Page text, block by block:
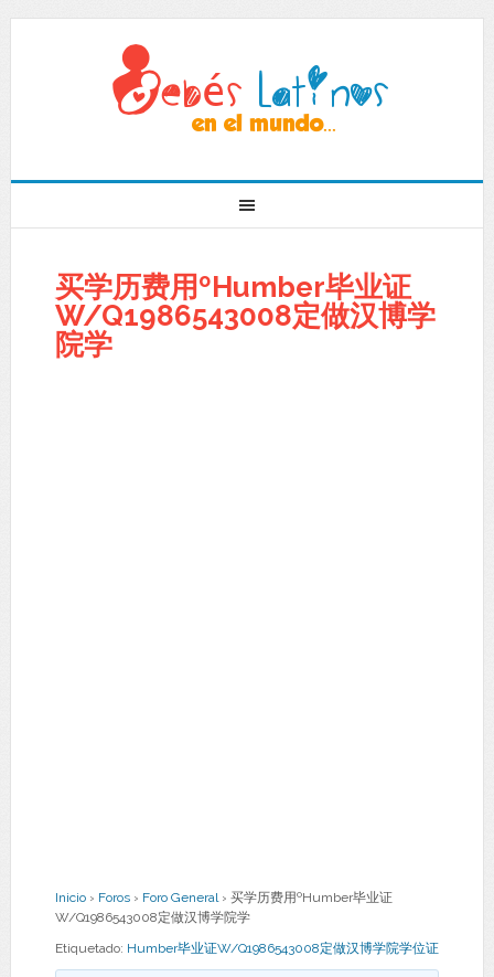
买学历费用ºHumber毕业证
W/Q1986543008定做汉博学
院学
Inicio › Foros › Foro General › 买学历费用ºHumber毕业证
W/Q1986543008定做汉博学院学
Etiquetado: Humber毕业证W/Q1986543008定做汉博学院学位证